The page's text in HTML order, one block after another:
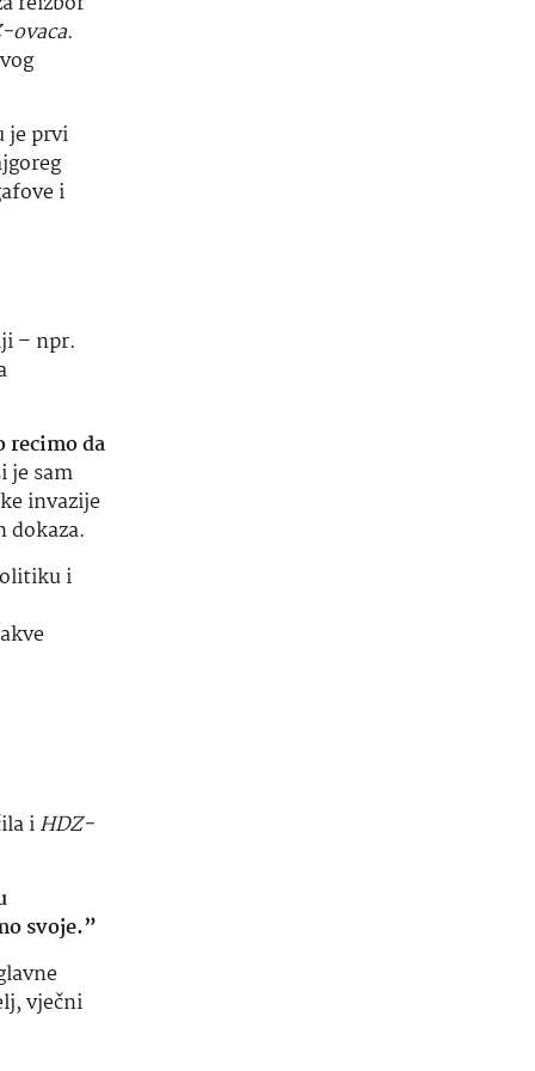
– npr.
da
sam
invazije
i
iHDZ-
svoje.”
vječni
je